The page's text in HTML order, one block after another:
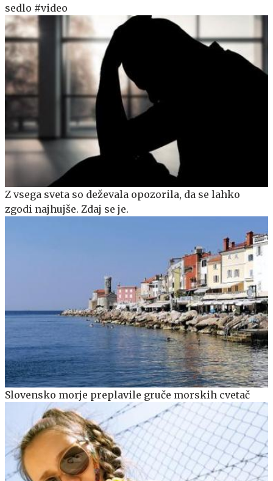
sedlo #video
Z vsega sveta so deževala opozorila, da se lahko
zgodi najhujše. Zdaj se je.
Slovensko morje preplavile gruče morskih cvetač